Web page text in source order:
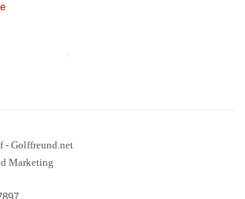
- Golffreund.net
Marketing